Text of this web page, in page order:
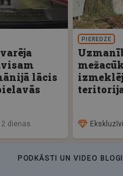
lācis
2 dienas
PIEREDZE
Ekskluzīvi
PODKĀSTI UN VIDEO BLOGI